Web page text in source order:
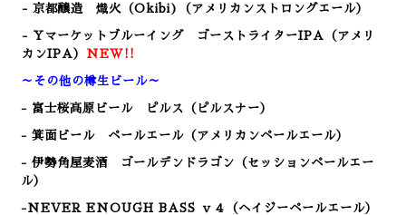
- 京都醸造 熾火（Okibi)（アメリカンストロングエール）
- Yマーケットブルーイング ゴーストライターIPA（アメリ
カンIPA） NEW!!
～その他の樽生ビール～
- 富士桜高原ビール ピルス（ピルスナー）
- 箕面ビール ペールエール（アメリカンペールエール）
- 伊勢角屋麦酒 ゴールデンドラゴン（セッションペールエー
ル）
-NEVER ENOUGH BASS ｖ４（ヘイジーペールエール）